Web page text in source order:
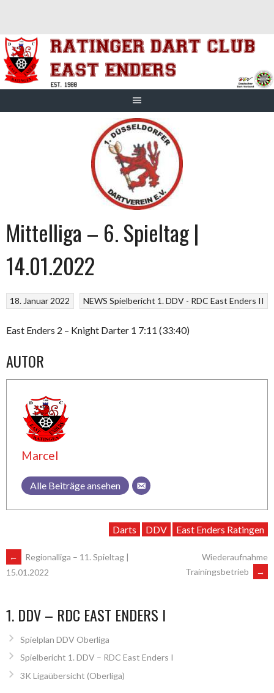
Inhalt
Mittelliga – 6. Spieltag |
14.01.2022
NEWS Spielbericht 1. DDV - RDC East Enders II
18. Januar 2022
East Enders 2 – Knight Darter 1 7:11 (33:40)
AUTOR
Marcel
Alle Beiträge ansehen
Darts DDV East Enders Ratingen
ARTIKEL-
←
Regionalliga – 11. Spieltag |
15.01.2022
Wiederaufnahme
Trainingsbetrieb
→
1. DDV – RDC EAST ENDERS I
Spielplan DDV Oberliga
Spielbericht 1. DDV – RDC East Enders I
3K Ligaübersicht (Oberliga)